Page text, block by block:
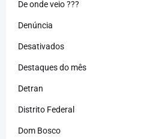
De onde veio ???
Denúncia
Desativados
Destaques do mês
Detran
Distrito Federal
Dom Bosco